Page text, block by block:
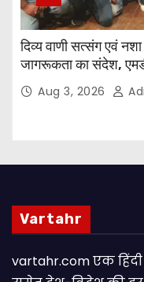
दिव्य वाणी सत्संग एवं
जागरूकता का संदेश,
संकल्पAug 3, 2026
Vartahr
vartahr.com एक